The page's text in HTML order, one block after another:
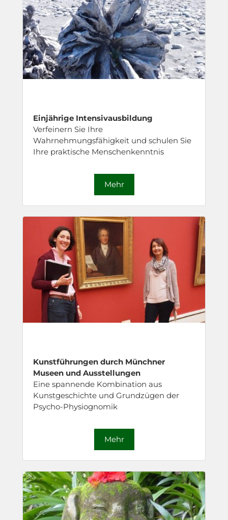
Einjährige Intensivausbildung
Verfeinern Sie Ihre
Wahrnehmungsfähigkeit und schulen Sie
Ihre praktische Menschenkenntnis
Mehr
Kunstführungen durch Münchner
Museen und Ausstellungen
Eine spannende Kombination aus
Kunstgeschichte und Grundzügen der
Psycho-Physiognomik
Mehr